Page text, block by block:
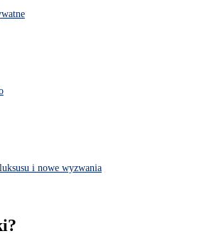
i nowe wyzwania